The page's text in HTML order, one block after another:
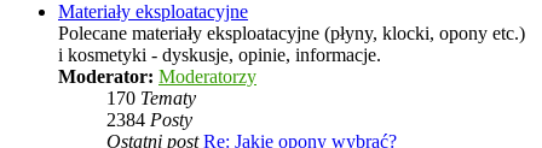
Materiały eksploatacyjne
Polecane materiały eksploatacyjne (płyny, klocki, opony etc.)
i kosmetyki - dyskusje, opinie, informacje.
Moderator: Moderatorzy
170 Tematy
2384 Posty
Ostatni post Re: Jakie opony wybrać?